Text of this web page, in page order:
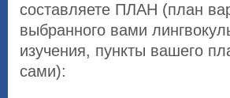
составляете ПЛАН (план
выбранного вами
изучения, пункты вашего
сами):